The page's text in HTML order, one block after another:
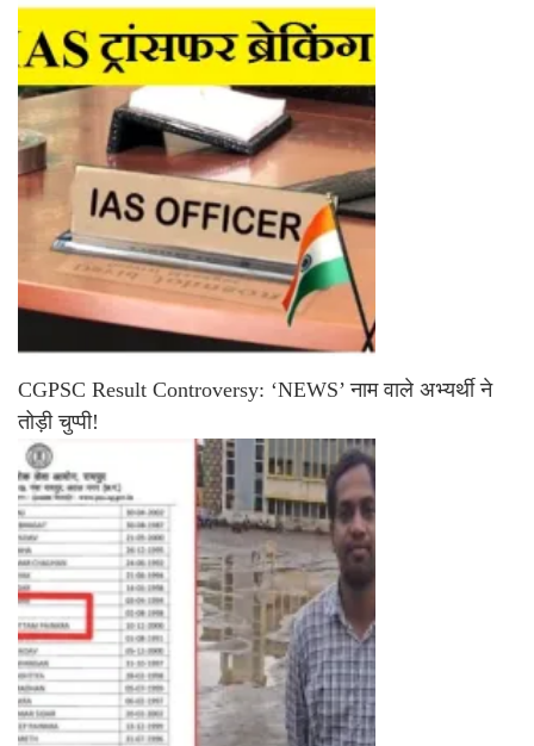
CGPSC Result Controversy: ‘NEWS’ नाम वाले अभ्यर्थी ने
तोड़ी चुप्पी!